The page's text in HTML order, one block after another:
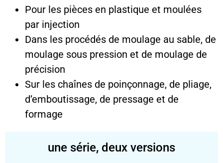
Pour les pièces en plastique et moulées
par injection
Dans les procédés de moulage au sable, de
moulage sous pression et de moulage de
précision
Sur les chaînes de poinçonnage, de pliage,
d’emboutissage, de pressage et de
formage
une série, deux versions